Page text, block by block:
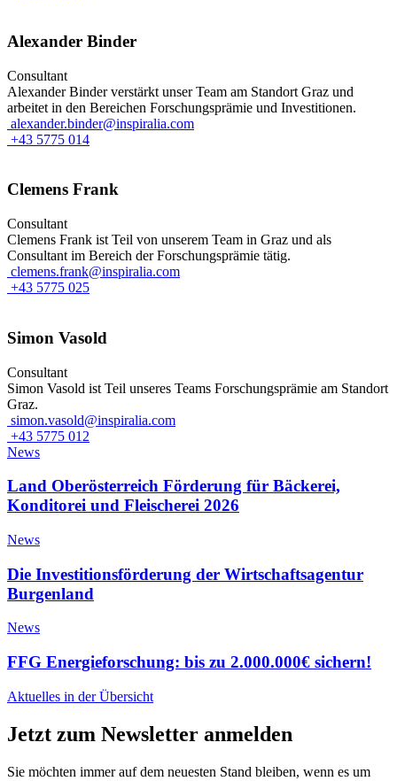
Alexander Binder
Consultant
Alexander Binder verstärkt unser Team am Standort Graz und
arbeitet in den Bereichen Forschungsprämie und Investitionen.
alexander.binder@inspiralia.com
+43 5775 014
Clemens Frank
Consultant
Clemens Frank ist Teil von unserem Team in Graz und als
Consultant im Bereich der Forschungsprämie tätig.
clemens.frank@inspiralia.com
+43 5775 025
Simon Vasold
Consultant
Simon Vasold ist Teil unseres Teams Forschungsprämie am Standort
Graz.
simon.vasold@inspiralia.com
+43 5775 012
News
Land Oberösterreich Förderung für Bäckerei,
Konditorei und Fleischerei 2026
News
Die Investitionsförderung der Wirtschaftsagentur
Burgenland
News
FFG Energieforschung: bis zu 2.000.000€ sichern!
Aktuelles in der Übersicht
Jetzt zum Newsletter anmelden
Sie möchten immer auf dem neuesten Stand bleiben, wenn es um